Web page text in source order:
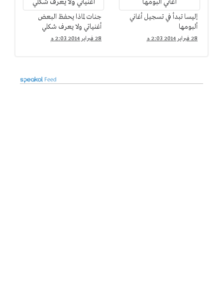
إليسا تبدأ في تسجيل أغاني
ألبومها
28 فبراير 2014 2:03 م
جنات لماذا يحفظ البعض
أغنياتي ولا يعرف شكلي
28 فبراير 2014 2:03 م